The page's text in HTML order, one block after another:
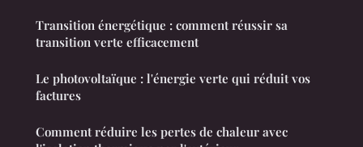
Transition énergétique : comment réussir sa
transition verte efficacement
Le photovoltaïque : l'énergie verte qui réduit vos
factures
Comment réduire les pertes de chaleur avec